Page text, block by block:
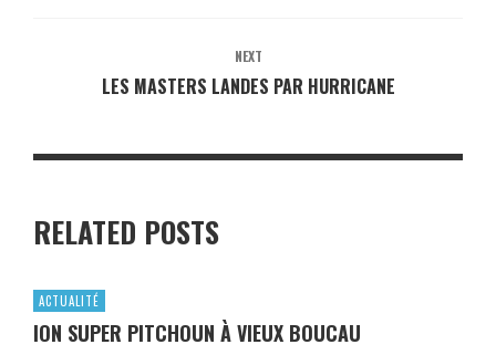
NEXT
LES MASTERS LANDES PAR HURRICANE
RELATED POSTS
ACTUALITÉ
ION SUPER PITCHOUN À VIEUX BOUCAU